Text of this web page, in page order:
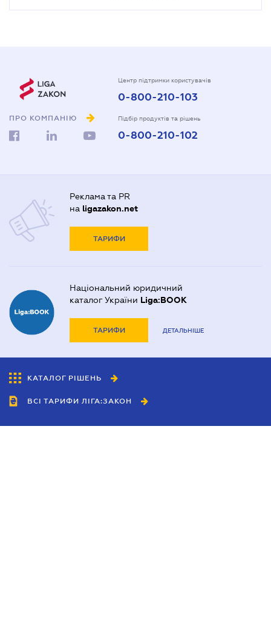
ПРО КОМПАНІЮ
Центр підтримки користувачів
0-800-210-103
Підбір продуктів та рішень
0-800-210-102
Реклама та PR
на ligazakon.net
ТАРИФИ
Національний юридичний
каталог України Liga:BOOK
ТАРИФИ ДЕТАЛЬНІШЕ
КАТАЛОГ РІШЕНЬ
ВСІ ТАРИФИ ЛІГА:ЗАКОН